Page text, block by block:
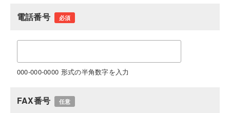
電話番号 必須
000-000-0000 形式の半角数字を入力
FAX番号 任意